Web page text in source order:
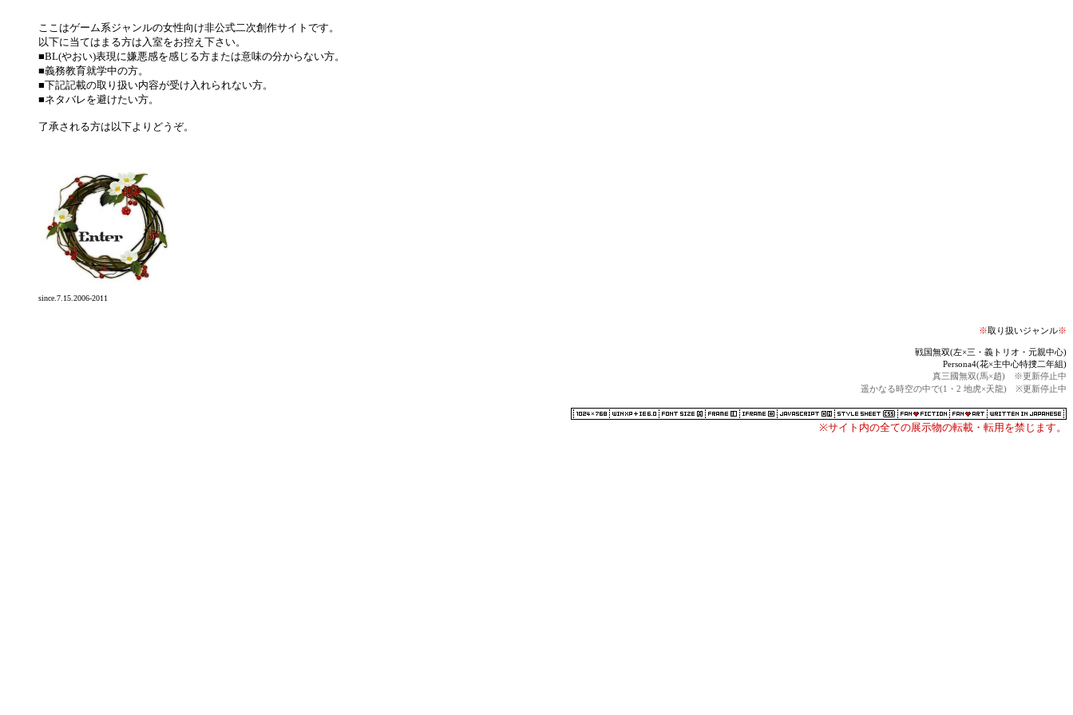
ここはゲーム系ジャンルの女性向け非公式二次創作サイトです。
以下に当てはまる方は入室をお控え下さい。
■BL(やおい)表現に嫌悪感を感じる方または意味の分からない方。
■義務教育就学中の方。
■下記記載の取り扱い内容が受け入れられない方。
■ネタバレを避けたい方。
了承される方は以下よりどうぞ。
since.7.15.2006-2011
※取り扱いジャンル※
戦国無双(左×三・義トリオ・元親中心)
Persona4(花×主中心特捜二年組)
真三國無双(馬×趙) ※更新停止中
遥かなる時空の中で(1・2 地虎×天龍) ※更新停止中
※サイト内の全ての展示物の転載・転用を禁じます。